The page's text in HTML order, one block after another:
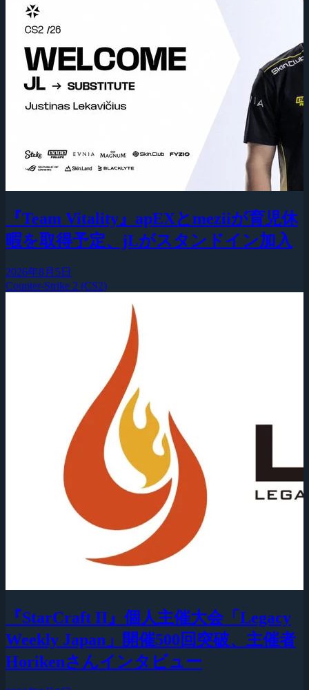
『Team Vitality』apEXとmeziiが育児休
暇を取得予定、jLがスタンドイン加入
2026年8月5日
Counter-Strike 2 (CS2)
『StarCraft II』個人主催大会「Legacy
Weekly Japan」開催500回突破、主催者
Horikenさんインタビュー